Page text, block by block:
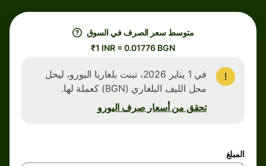
متوسط ​​سعر الصرف في السوق
₹1 INR = 0.01776 BGN
في 1 يناير 2026، تبنت بلغاريا اليورو، ليحل
محل الليف البلغاري (BGN) كعملة لها.
تحقق من أسعار صرف اليورو
المبلغ